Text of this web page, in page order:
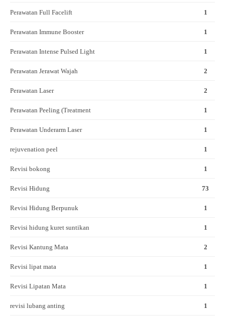
Perawatan Full Facelift 1
Perawatan Immune Booster 1
Perawatan Intense Pulsed Light 1
Perawatan Jerawat Wajah 2
Perawatan Laser 2
Perawatan Peeling (Treatment 1
Perawatan Underarm Laser 1
rejuvenation peel 1
Revisi bokong 1
Revisi Hidung 73
Revisi Hidung Berpunuk 1
Revisi hidung kuret suntikan 1
Revisi Kantung Mata 2
Revisi lipat mata 1
Revisi Lipatan Mata 1
revisi lubang anting 1